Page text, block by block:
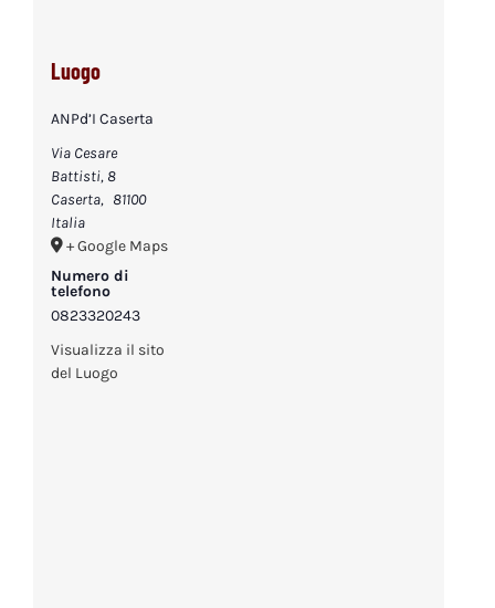
Luogo
ANPd’I Caserta
Via Cesare
Battisti, 8
Caserta, 81100
Italia
+ Google Maps
Numero di
telefono
0823320243
Visualizza il sito
del Luogo